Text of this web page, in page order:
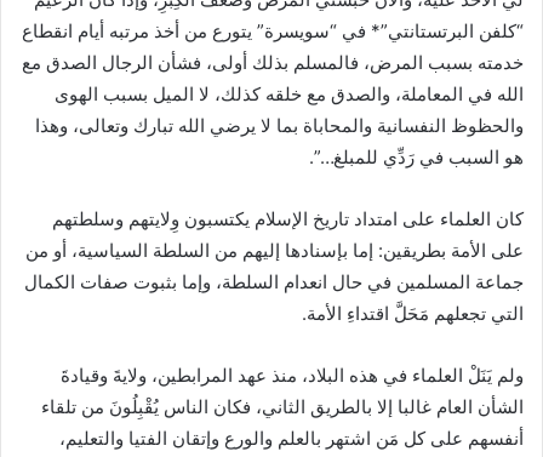
“كلفن البرتستانتي”* في “سويسرة” يتورع من أخذ مرتبه أيام انقطاع
خدمته بسبب المرض، فالمسلم بذلك أولى، فشأن الرجال الصدق مع
الله في المعاملة، والصدق مع خلقه كذلك، لا الميل بسبب الهوى
والحظوظ النفسانية والمحاباة بما لا يرضي الله تبارك وتعالى، وهذا
هو السبب في رَدِّي للمبلغ…”.
كان العلماء على امتداد تاريخ الإسلام يكتسبون وِلايتهم وسلطتهم
على الأمة بطريقين: إما بإسنادها إليهم من السلطة السياسية، أو من
جماعة المسلمين في حال انعدام السلطة، وإما بثبوت صفات الكمال
التي تجعلهم مَحَلَّ اقتداءِ الأمة.
ولم يَنَلْ العلماء في هذه البلاد، منذ عهد المرابطين، ولايةَ وقيادةَ
الشأن العام غالبا إلا بالطريق الثاني، فكان الناس يُقْبِلُونَ من تلقاء
أنفسهم على كل مَن اشتهر بالعلم والورع وإتقان الفتيا والتعليم،